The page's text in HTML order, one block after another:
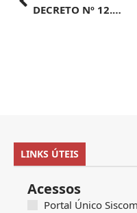
DECRETO Nº 12.177, DE 18 DE SETEMBRO DE 2024
LINKS ÚTEIS
Acessos
Portal Único